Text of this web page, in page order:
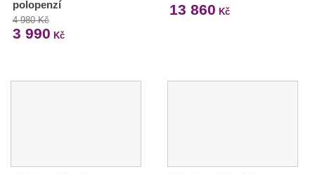
polopenzí
4 980 Kč
3 990 Kč
13 860 Kč